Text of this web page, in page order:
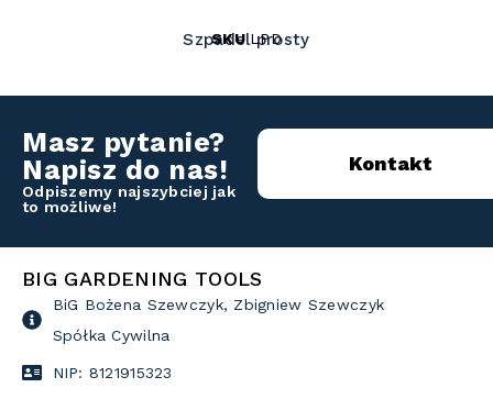
Szpadel prosty
SKULPD
Masz pytanie?
Napisz do nas!
Odpiszemy najszybciej jak
to możliwe!
Kontakt
BIG GARDENING TOOLS
BiG Bożena Szewczyk, Zbigniew Szewczyk
Spółka Cywilna
NIP: 8121915323